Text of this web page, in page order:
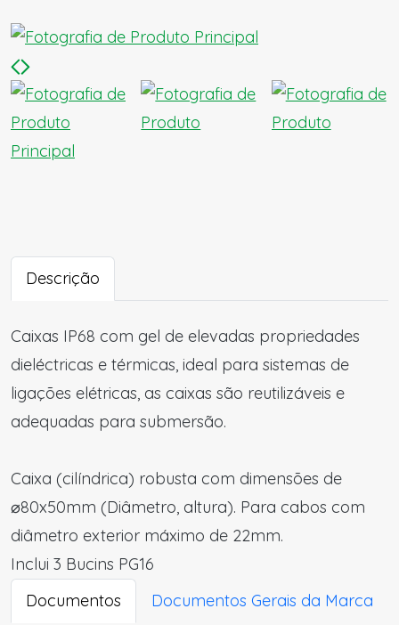
Descrição
Caixas IP68 com gel de elevadas propriedades
dieléctricas e térmicas, ideal para sistemas de
ligações elétricas, as caixas são reutilizáveis e
adequadas para submersão.
Caixa (cilíndrica) robusta com dimensões de
⌀80x50mm (Diâmetro, altura). Para cabos com
diâmetro exterior máximo de 22mm.
Inclui 3 Bucins PG16
Documentos
Documentos Gerais da Marca